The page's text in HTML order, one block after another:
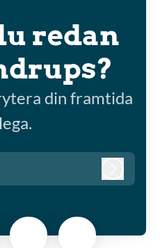
redan
din framtida